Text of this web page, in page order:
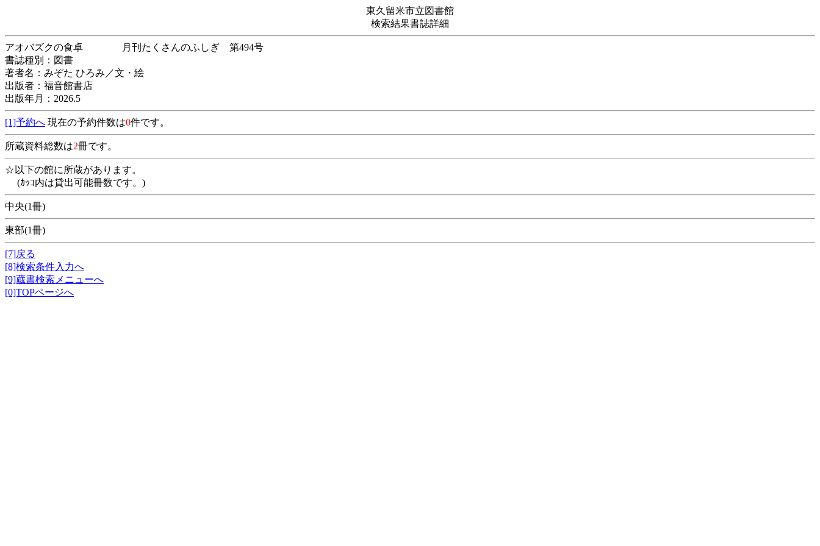
東久留米市立図書館
検索結果書誌詳細
アオバズクの食卓 月刊たくさんのふしぎ 第494号
書誌種別：図書
著者名：みぞた ひろみ／文・絵
出版者：福音館書店
出版年月：2026.5
[1]予約へ 現在の予約件数は0件です。
所蔵資料総数は2冊です。
☆以下の館に所蔵があります。
(ｶｯｺ内は貸出可能冊数です。)
中央(1冊)
東部(1冊)
[7]戻る
[8]検索条件入力へ
[9]蔵書検索メニューへ
[0]TOPページへ